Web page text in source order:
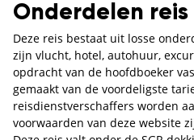
Onderdelen reis
Deze reis bestaat uit losse
zijn vlucht, hotel, autohuur,
opdracht van de hoofdboeker
gemaakt van de voordeligste
reisdienstverschaffers worden
voorwaarden van deze website